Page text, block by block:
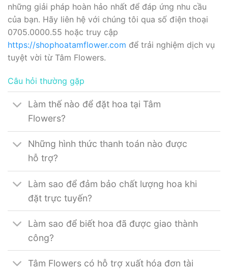
những giải pháp hoàn hảo nhất để đáp ứng nhu cầu
của bạn. Hãy liên hệ với chúng tôi qua số điện thoại
0705.0000.55 hoặc truy cập
https://shophoatamflower.com để trải nghiệm dịch vụ
tuyệt vời từ Tâm Flowers.
Câu hỏi thường gặp
Làm thế nào để đặt hoa tại Tâm
Flowers?
Những hình thức thanh toán nào được
hỗ trợ?
Làm sao để đảm bảo chất lượng hoa khi
đặt trực tuyến?
Làm sao để biết hoa đã được giao thành
công?
Tâm Flowers có hỗ trợ xuất hóa đơn tài